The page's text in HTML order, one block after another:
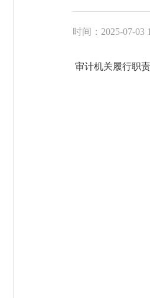
时间：2025-07-03
审计机关履行职